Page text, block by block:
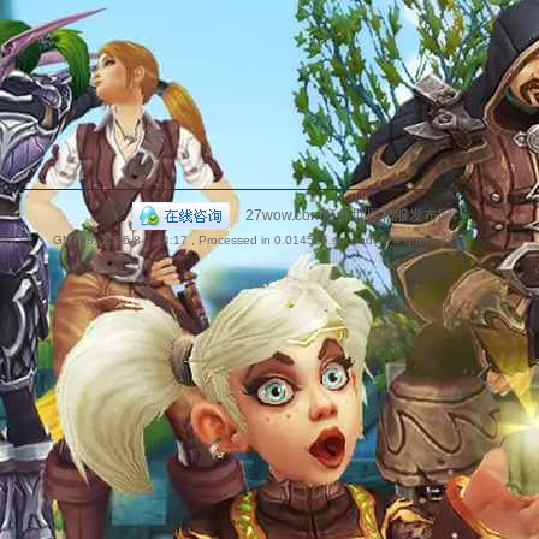
捷
航
| 27wow.com魔兽世界私服发布网
GMT+8, 2026-8-7 14:17, Processed in 0.014515 second(s), 4 queries .